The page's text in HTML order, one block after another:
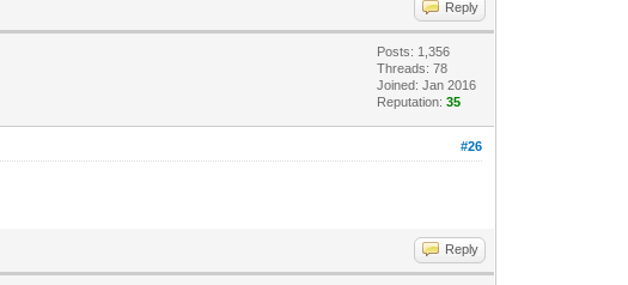
Reply
Posts: 1,356
Threads: 78
Joined: Jan 2016
Reputation:35
#26
Reply